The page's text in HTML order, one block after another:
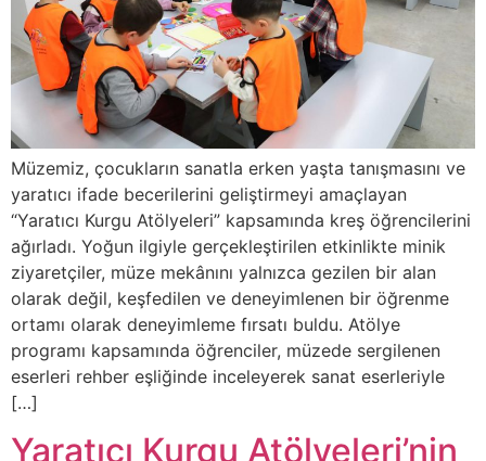
Müzemiz, çocukların sanatla erken yaşta tanışmasını ve
yaratıcı ifade becerilerini geliştirmeyi amaçlayan
“Yaratıcı Kurgu Atölyeleri” kapsamında kreş öğrencilerini
ağırladı. Yoğun ilgiyle gerçekleştirilen etkinlikte minik
ziyaretçiler, müze mekânını yalnızca gezilen bir alan
olarak değil, keşfedilen ve deneyimlenen bir öğrenme
ortamı olarak deneyimleme fırsatı buldu. Atölye
programı kapsamında öğrenciler, müzede sergilenen
eserleri rehber eşliğinde inceleyerek sanat eserleriyle
[…]
Yaratıcı Kurgu Atölyeleri’nin